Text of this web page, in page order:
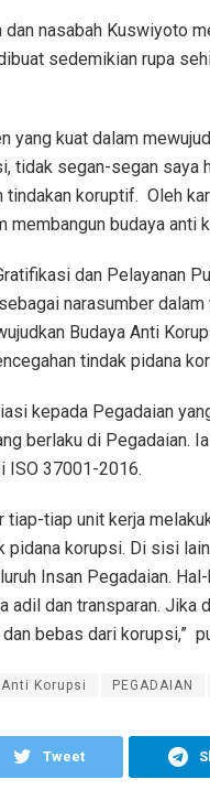
nasabah Kuswiyoto
sedemikian rupa
yang kuat dalam
tidak segan-segan saya
koruptif. Oleh
membangun budaya anti
dan Pelayanan
narasumber
Budaya Anti
tindak pidana
kepada Pegadaian
berlaku di Pegadaian.
ISO 37001-2016.
tiap-tiap unit kerja
pidana korupsi. Di sisi
Insan Pegadaian.
adil dan transparan. Jika
bebas dari korupsi,”
Anti Korupsi PEGADAIAN
Tweet